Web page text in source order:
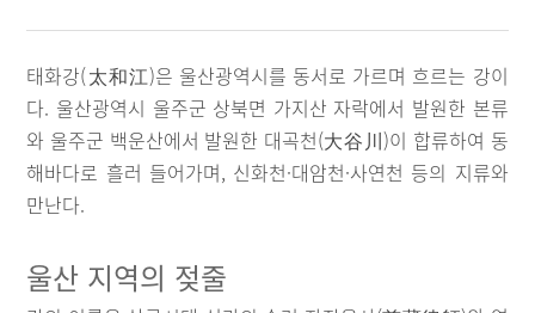
태화강(太和江)은 울산광역시를 동서로 가르며 흐르는 강이
다. 울산광역시 울주군 상북면 가지산 자락에서 발원한 본류
와 울주군 백운산에서 발원한 대곡천(大谷川)이 합류하여 동
해바다로 흘러 들어가며, 신화천·대암천·사연천 등의 지류와
만난다.
울산 지역의 젖줄